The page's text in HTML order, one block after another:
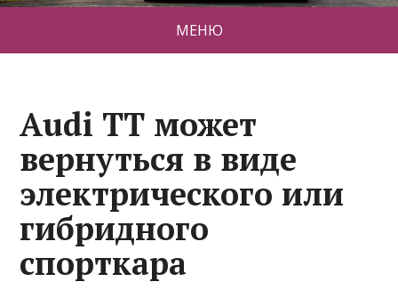
МЕНЮ
Audi ТТ может
вернуться в виде
электрического или
гибридного
спорткара